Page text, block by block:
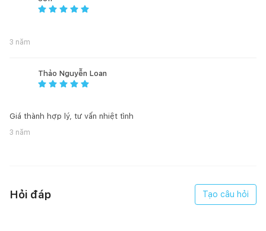
3 năm
Thảo Nguyễn Loan
Giá thành hợp lý, tư vấn nhiệt tình
3 năm
Hỏi đáp Tạo câu hỏi